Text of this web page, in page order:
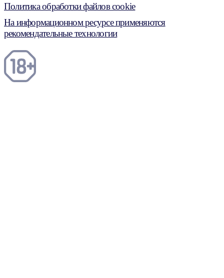
Политика обработки файлов cookie
На информационном ресурсе применяются
рекомендательные технологии